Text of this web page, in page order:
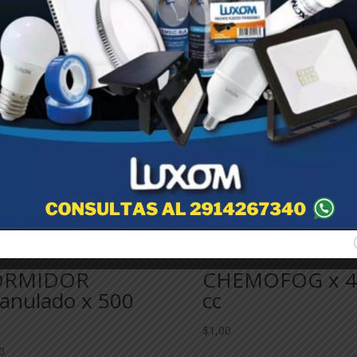
x 500
CHEMOFOG x
cc
$ 1,00